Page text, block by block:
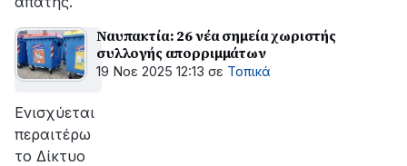
Ναυπακτία: 26 νέα σημεία χωριστής
συλλογής απορριμμάτων
19 Νοε 2025 12:13 σε Τοπικά
Ενισχύεται
περαιτέρω
το Δίκτυο